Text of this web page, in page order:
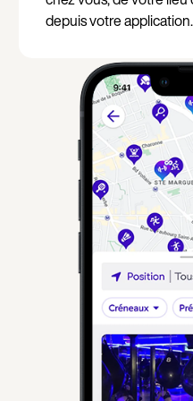
depuis votre application.